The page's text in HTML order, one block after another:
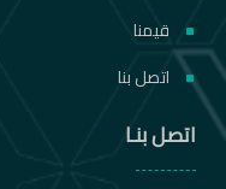
قيمنا
اتصل بنا
اتصل بنـا